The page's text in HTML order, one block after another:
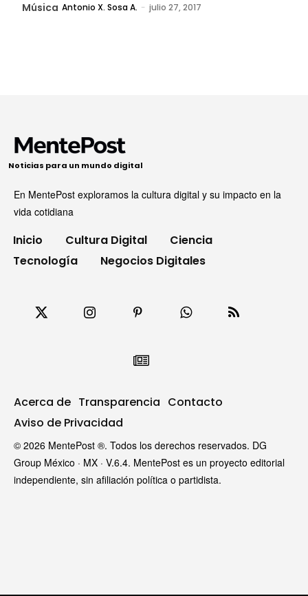
Música Antonio X. Sosa A. - julio 27, 2017
Noticias para un mundo digital
En MentePost exploramos la cultura digital y su impacto en la
vida cotidiana
Inicio Cultura Digital
Ciencia
Tecnología
Negocios Digitales
Acerca de Transparencia Contacto
Aviso de Privacidad
© 2026 MentePost ®. Todos los derechos reservados. DG
Group México · MX · V.6.4. MentePost es un proyecto editorial
independiente, sin afiliación política o partidista.